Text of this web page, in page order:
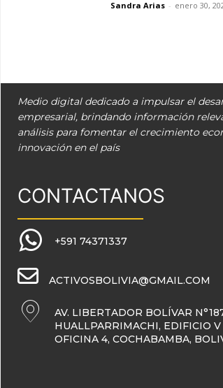
Sandra Arias - enero 30,
Medio digital dedicado a impulsar el
empresarial, brindando información
análisis para fomentar el crecimiento
innovación en el país
CONTACTANOS
+591 74371337
ACTIVOSBOLIVIA@GMAIL.COM
AV. LIBERTADOR BOLÍVAR
HUALLPARRIMACHI, EDIFICIO V
OFICINA 4, COCHABAMBA,